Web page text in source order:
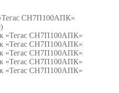
СН7П100АПК»